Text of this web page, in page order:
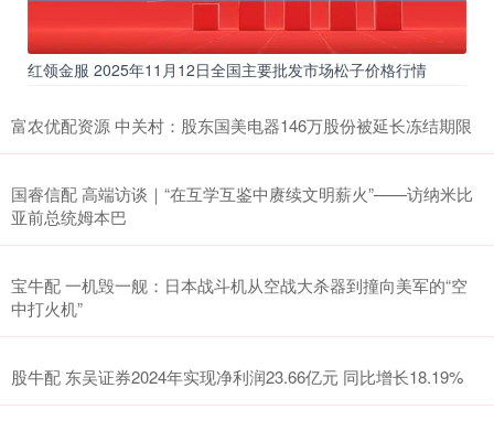
红领金服 2025年11月12日全国主要批发市场松子价格行情
富农优配资源 中关村：股东国美电器146万股份被延长冻结期限
国睿信配 高端访谈｜“在互学互鉴中赓续文明薪火”——访纳米比
亚前总统姆本巴
宝牛配 一机毁一舰：日本战斗机从空战大杀器到撞向美军的“空
中打火机”
股牛配 东吴证券2024年实现净利润23.66亿元 同比增长18.19%